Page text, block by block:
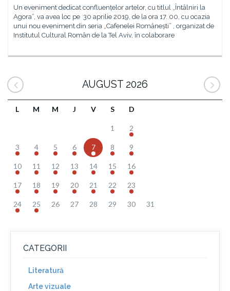
Un eveniment dedicat confluențelor artelor, cu titlul „Întâlniri la
Agora”, va avea loc pe 30 aprilie 2019, de la ora 17. 00, cu ocazia
unui nou eveniment din seria „Cafenelei Românești” , organizat de
Institutul Cultural Român de la Tel Aviv, în colaborare
AUGUST 2026
L M M J V S D
1 2
3 4 5 6 7 8 9
10 11 12 13 14 15 16
17 18 19 20 21 22 23
24 25 26 27 28 29 30 31
CATEGORII
Literatură
Arte vizuale